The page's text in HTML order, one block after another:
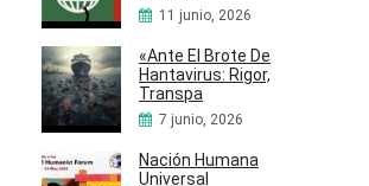
11 junio, 2026
«Ante El Brote De
Hantavirus: Rigor,
Transpa
7 junio, 2026
Nación Humana
Universal